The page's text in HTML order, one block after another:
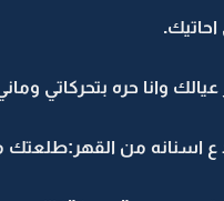
احاتيك.
وانا حره بتحركاتي
من القهر:طلعتك